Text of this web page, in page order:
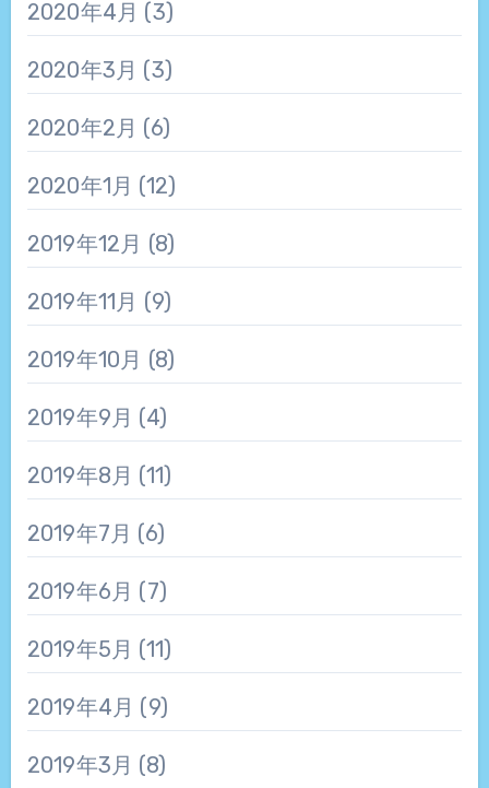
2020年4月 (3)
2020年3月 (3)
2020年2月 (6)
2020年1月 (12)
2019年12月 (8)
2019年11月 (9)
2019年10月 (8)
2019年9月 (4)
2019年8月 (11)
2019年7月 (6)
2019年6月 (7)
2019年5月 (11)
2019年4月 (9)
2019年3月 (8)